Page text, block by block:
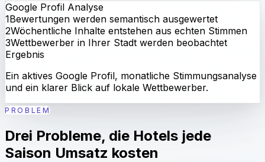
Google Profil Analyse
1Bewertungen werden semantisch ausgewertet
2Wöchentliche Inhalte entstehen aus echten Stimmen
3Wettbewerber in Ihrer Stadt werden beobachtet
Ergebnis
Ein aktives Google Profil, monatliche Stimmungsanalyse
und ein klarer Blick auf lokale Wettbewerber.
PROBLEM
Drei Probleme, die Hotels jede
Saison Umsatz kosten